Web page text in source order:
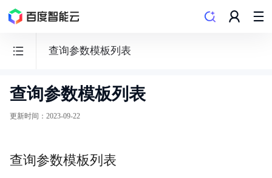
查询参数模板列表
云
原
据
查询参数模板列表
更新时间 ： 2023-09-22
查询参数模板列表